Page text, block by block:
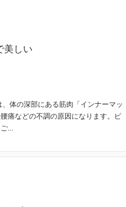
美しい
体の深部にある筋肉「インナーマッ
痛などの不調の原因になります。ピ
...